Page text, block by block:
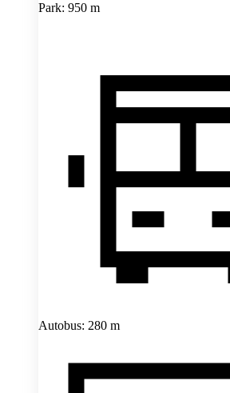
Park: 950 m
Autobus: 280 m